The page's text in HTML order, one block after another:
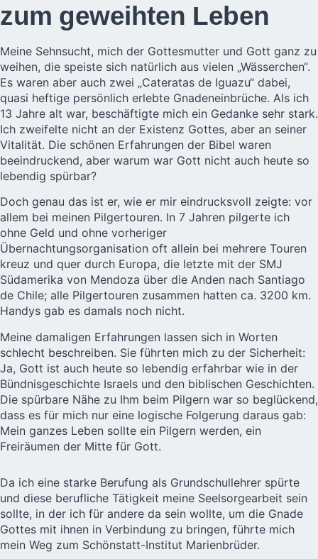
zum geweihten Leben
Meine Sehnsucht, mich der Gottesmutter und Gott ganz zu
weihen, die speiste sich natürlich aus vielen „Wässerchen“.
Es waren aber auch zwei „Cateratas de Iguazu“ dabei,
quasi heftige persönlich erlebte Gnadeneinbrüche. Als ich
13 Jahre alt war, beschäftigte mich ein Gedanke sehr stark.
Ich zweifelte nicht an der Existenz Gottes, aber an seiner
Vitalität. Die schönen Erfahrungen der Bibel waren
beeindruckend, aber warum war Gott nicht auch heute so
lebendig spürbar?
Doch genau das ist er, wie er mir eindrucksvoll zeigte: vor
allem bei meinen Pilgertouren. In 7 Jahren pilgerte ich
ohne Geld und ohne vorheriger
Übernachtungsorganisation oft allein bei mehrere Touren
kreuz und quer durch Europa, die letzte mit der SMJ
Südamerika von Mendoza über die Anden nach Santiago
de Chile; alle Pilgertouren zusammen hatten ca. 3200 km.
Handys gab es damals noch nicht.
Meine damaligen Erfahrungen lassen sich in Worten
schlecht beschreiben. Sie führten mich zu der Sicherheit:
Ja, Gott ist auch heute so lebendig erfahrbar wie in der
Bündnisgeschichte Israels und den biblischen Geschichten.
Die spürbare Nähe zu Ihm beim Pilgern war so beglückend,
dass es für mich nur eine logische Folgerung daraus gab:
Mein ganzes Leben sollte ein Pilgern werden, ein
Freiräumen der Mitte für Gott.
Da ich eine starke Berufung als Grundschullehrer spürte
und diese berufliche Tätigkeit meine Seelsorgearbeit sein
sollte, in der ich für andere da sein wollte, um die Gnade
Gottes mit ihnen in Verbindung zu bringen, führte mich
mein Weg zum Schönstatt-Institut Marienbrüder.